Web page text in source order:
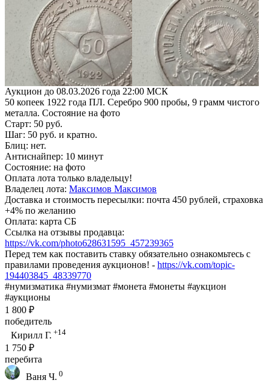
Аукцион до 08.03.2026 года 22:00 МСК
50 копеек 1922 года ПЛ. Серебро 900 пробы, 9 грамм чистого
металла. Состояние на фото
Старт: 50 руб.
Шаг: 50 руб. и кратно.
Блиц: нет.
Антиснайпер: 10 минут
Состояние: на фото
Оплата лота только владельцу!
Владелец лота: Максимов Максимов
Доставка и стоимость пересылки: почта 450 рублей, страховка
+4% по желанию
Оплата: карта СБ
Ссылка на отзывы продавца:
https://vk.com/photo628631595_457239365
Перед тем как поставить ставку обязательно ознакомьтесь с
правилами проведения аукционов! - https://vk.com/topic-
194403845_48339770
#нумизматика #нумизмат #монета #монеты #аукцион
#аукционы
1 800 ₽
победитель
Кирилл Г. +14
1 750 ₽
перебита
Ваня Ч. 0